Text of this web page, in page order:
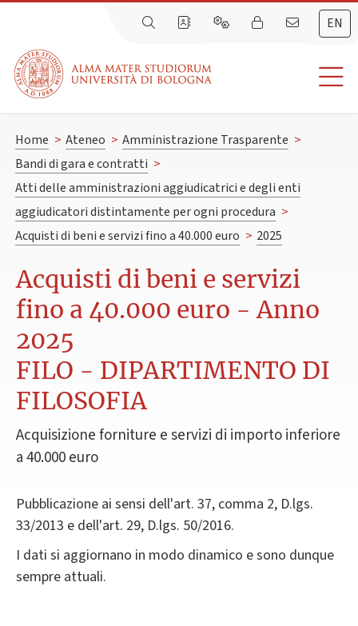
EN
Home > Ateneo > Amministrazione Trasparente >
Bandi di gara e contratti >
Atti delle amministrazioni aggiudicatrici e degli enti
aggiudicatori distintamente per ogni procedura >
Acquisti di beni e servizi fino a 40.000 euro > 2025
Acquisti di beni e servizi
fino a 40.000 euro - Anno
2025
FILO - DIPARTIMENTO DI
FILOSOFIA
Acquisizione forniture e servizi di importo inferiore
a 40.000 euro
Pubblicazione ai sensi dell'art. 37, comma 2, D.lgs.
33/2013 e dell'art. 29, D.lgs. 50/2016.
I dati si aggiornano in modo dinamico e sono dunque
sempre attuali.